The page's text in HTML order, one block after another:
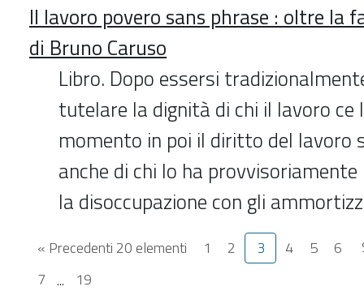
Il lavoro povero sans phrase : oltre la
di Bruno Caruso
Libro. Dopo essersi
tutelare la dignità di chi il lavoro ce
momento in poi il diritto del lavoro
anche di chi lo ha
la disoccupazione con gli
« Precedenti 20 elementi 1 2 3 4 5
6
7 ... 19